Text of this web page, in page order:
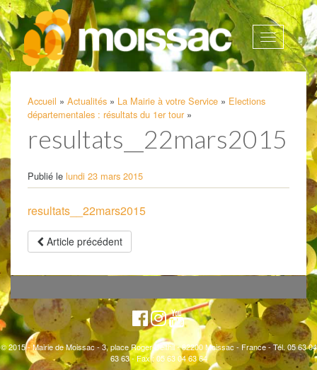
Afficher
la
Accueil » Actualités » La Mairie à votre Service » Elections
départementales : résultats du 1er tour »
resultats__22mars2015
Publié le lundi 23 mars 2015
resultats__22mars2015
Article précédent
© 2015 - Mairie de Moissac - 3, place Roger Delthil - 82200 Moissac - France - Tél. 05 63 04
63 63 - Fax : 05 63 04 63 64